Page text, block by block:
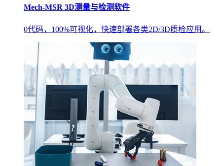
Mech-MSR 3D测量与检测软件
0代码，100%可视化，快速部署各类2D/3D质检应用。